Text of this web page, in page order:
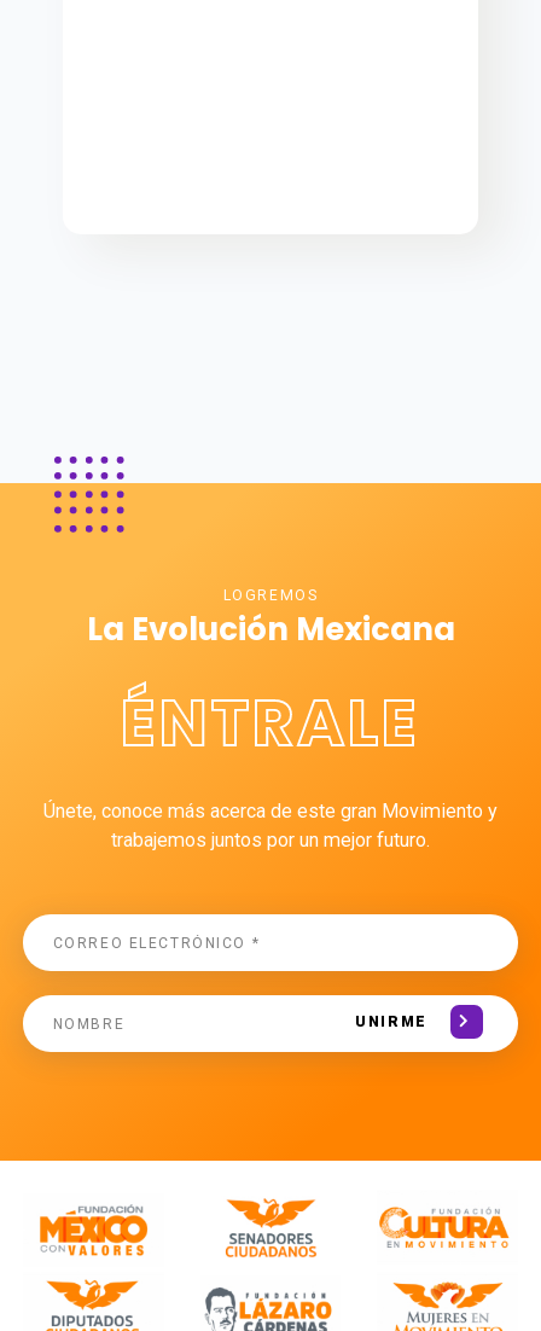
LOGREMOS
La Evolución Mexicana
ÉNTRALE
Únete, conoce más acerca de este gran Movimiento y
trabajemos juntos por un mejor futuro.
UNIRME